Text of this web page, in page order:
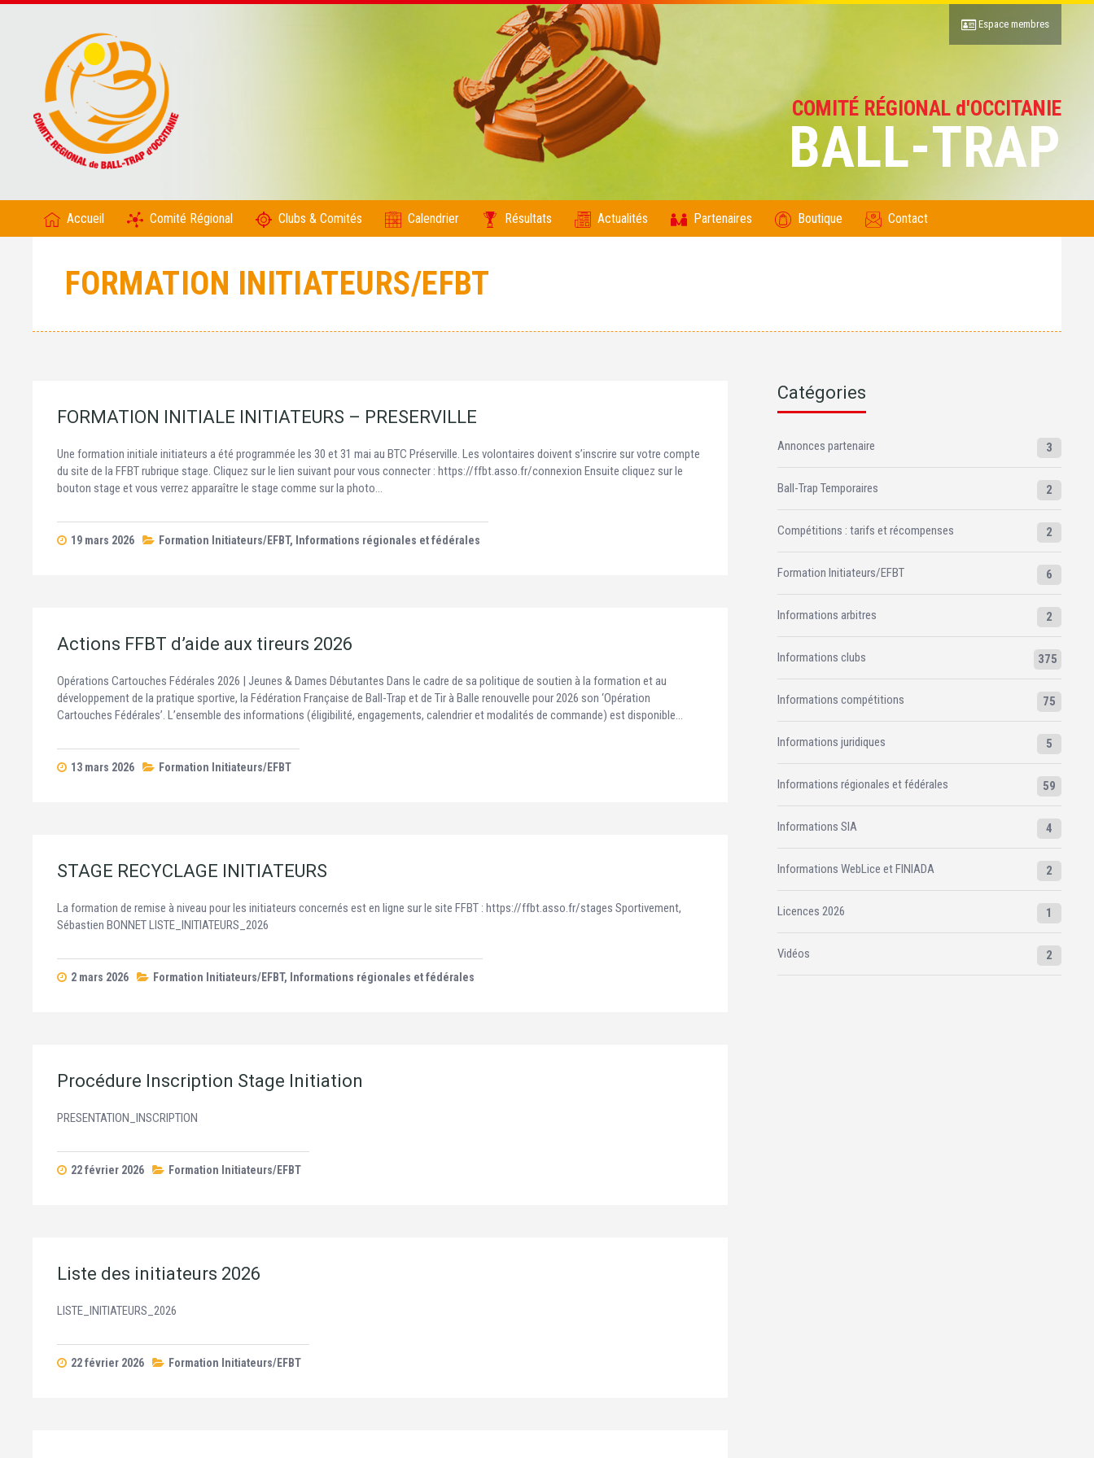
COMITÉ RÉGIONAL d'OCCITANIE
BALL-TRAP
Espace membres
Accueil Comité Régional Clubs & Comités Calendrier Résultats Actualités Partenaires Boutique Contact
FORMATION INITIATEURS/EFBT
FORMATION INITIALE INITIATEURS – PRESERVILLE
Une formation initiale initiateurs a été programmée les 30 et 31 mai au BTC Préserville. Les volontaires doivent s’inscrire sur votre compte
du site de la FFBT rubrique stage. Cliquez sur le lien suivant pour vous connecter : https://ffbt.asso.fr/connexion Ensuite cliquez sur le
bouton stage et vous verrez apparaître le stage comme sur la photo…
19 mars 2026 Formation Initiateurs/EFBT, Informations régionales et fédérales
Actions FFBT d’aide aux tireurs 2026
Opérations Cartouches Fédérales 2026 | Jeunes & Dames Débutantes Dans le cadre de sa politique de soutien à la formation et au
développement de la pratique sportive, la Fédération Française de Ball-Trap et de Tir à Balle renouvelle pour 2026 son ‘Opération
Cartouches Fédérales’. L’ensemble des informations (éligibilité, engagements, calendrier et modalités de commande) est disponible…
13 mars 2026 Formation Initiateurs/EFBT
STAGE RECYCLAGE INITIATEURS
La formation de remise à niveau pour les initiateurs concernés est en ligne sur le site FFBT : https://ffbt.asso.fr/stages Sportivement,
Sébastien BONNET LISTE_INITIATEURS_2026
2 mars 2026 Formation Initiateurs/EFBT, Informations régionales et fédérales
Procédure Inscription Stage Initiation
PRESENTATION_INSCRIPTION
22 février 2026 Formation Initiateurs/EFBT
Liste des initiateurs 2026
LISTE_INITIATEURS_2026
22 février 2026 Formation Initiateurs/EFBT
Catégories
Annonces partenaire 3
Ball-Trap Temporaires 2
Compétitions : tarifs et récompenses 2
Formation Initiateurs/EFBT 6
Informations arbitres 2
Informations clubs 375
Informations compétitions 75
Informations juridiques 5
Informations régionales et fédérales 59
Informations SIA 4
Informations WebLice et FINIADA 2
Licences 2026 1
Vidéos 2